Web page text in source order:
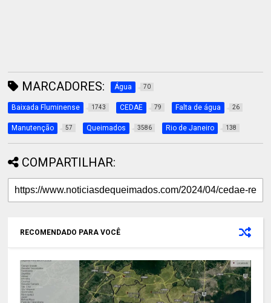
MARCADORES: Água 70
Baixada Fluminense 1743 CEDAE 79 Falta de água 26
Manutenção 57 Queimados 3586 Rio de Janeiro 138
COMPARTILHAR:
RECOMENDADO PARA VOCÊ